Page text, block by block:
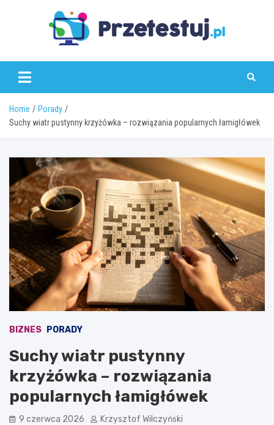
przetestuj.pl
Home
Porady
Suchy wiatr pustynny krzyżówka – rozwiązania popularnych łamigłówek
BIZNES PORADY
Suchy wiatr pustynny
krzyżówka – rozwiązania
popularnych łamigłówek
9 czerwca 2026 Krzysztof Wilczyński